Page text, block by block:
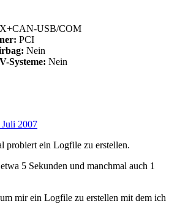
USB/COM
PCI
Nein
Systeme: Nein
Juli 2007
probiert ein Logfile zu erstellen.
5 Sekunden und manchmal auch 1
mir ein Logfile zu erstellen mit dem ich